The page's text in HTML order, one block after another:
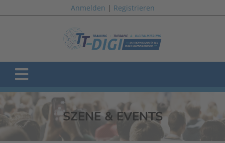
Anmelden | Registrieren
SZENE & EVENTS